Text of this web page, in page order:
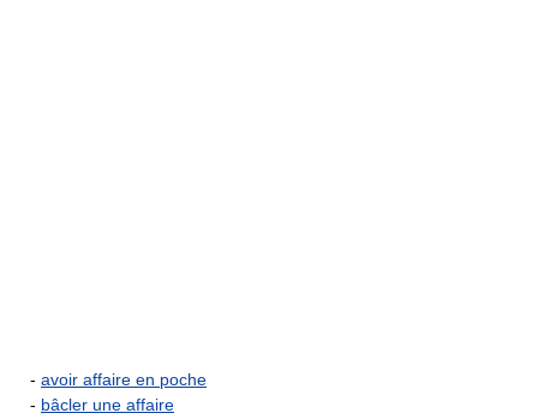
- avoir affaire en poche
- bâcler une affaire